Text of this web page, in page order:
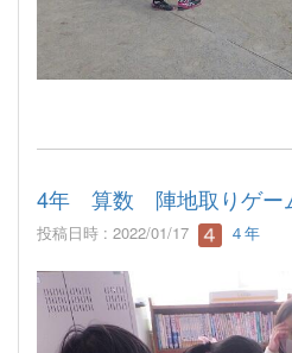
4年 算数 陣地取りゲー
投稿日時 : 2022/01/17 ４年